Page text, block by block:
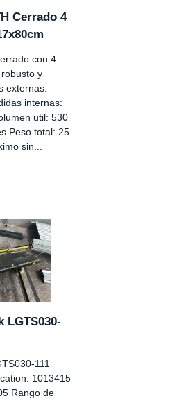
Cerrado 4
con 4
y
externas:
internas:
util: 530
Peso total: 25
sin...
LGTS030-
111
1013415
Rango de